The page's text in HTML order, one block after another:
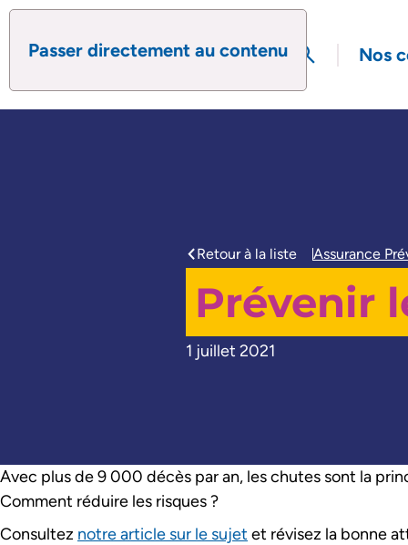
Passer directement au contenu
Ouvrir le
search Nos
caret-left
Retour à la liste Assurance
Prévenir
1 juillet 2021
Avec plus de 9 000 décès par an, les chutes sont la
Comment réduire les risques ?
Consultez notre article sur le sujet et révisez la bonne